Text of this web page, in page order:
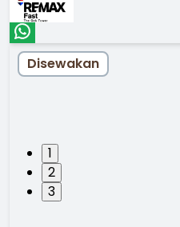
1
2
3
Disewakan